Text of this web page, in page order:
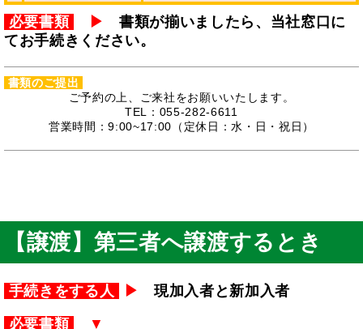
必要書類 ▶
書類が揃いましたら、当社窓口に
てお手続きください。
書類のご提出
ご予約の上、ご来社をお願いいたします。
TEL：055-282-6611
営業時間：9:00~17:00（定休日：水・日・祝日）
【譲渡】第三者へ譲渡するとき
手続きをする人 ▶ 現加入者と新加入者
必要書類 ▼